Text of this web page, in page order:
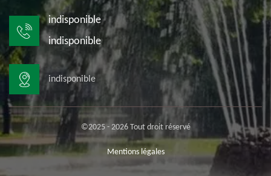
indisponible
indisponible
indisponible
©2025 - 2026 Tout droit réservé
Mentions légales